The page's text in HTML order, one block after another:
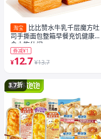
淘宝
比比赞水牛乳千层魔方吐
司手撕面包整箱早餐充饥健康零
食小吃休闲
券减¥1
¥12.7 ¥13.7
3.7折